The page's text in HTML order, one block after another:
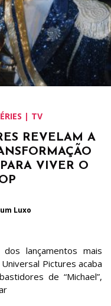
| TV
REVELAM A
VIVER O
Luxo
lançamentos mais
Pictures acaba
de “Michael”,